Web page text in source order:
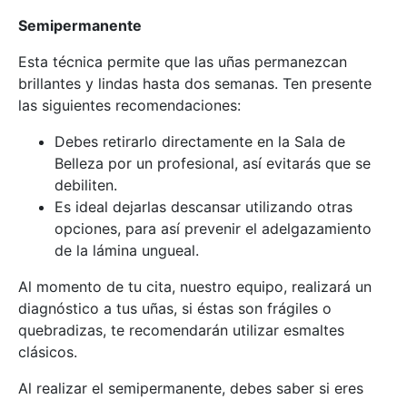
Semipermanente
Esta técnica permite que las uñas permanezcan
brillantes y lindas hasta dos semanas. Ten presente
las siguientes recomendaciones:
Debes retirarlo directamente en la Sala de
Belleza por un profesional, así evitarás que se
debiliten.
Es ideal dejarlas descansar utilizando otras
opciones, para así prevenir el adelgazamiento
de la lámina ungueal.
Al momento de tu cita, nuestro equipo, realizará un
diagnóstico a tus uñas, si éstas son frágiles o
quebradizas, te recomendarán utilizar esmaltes
clásicos.
Al realizar el semipermanente, debes saber si eres